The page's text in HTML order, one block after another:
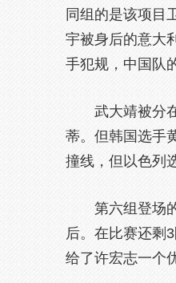
同组的是该项目
宇被身后的意大
手犯规，中国队
武大靖被分在
蒂。但韩国选手
撞线，但以色列
第六组登场的
后。在比赛还剩
给了许宏志一个